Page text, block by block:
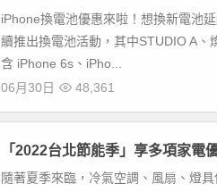
iPhone換電池優惠來啦！想換新電池
續推出換電池活動，其中STUDIO A
含 iPhone 6s、iPho...
06月30日
48,361
「2022台北節能季」享多項家電
隨著夏季來臨，冷氣空調、風扇、燈